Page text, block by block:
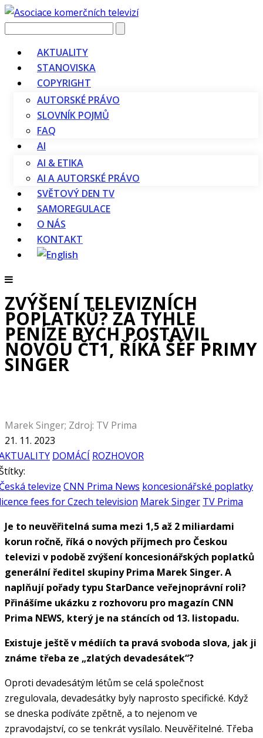
Vyhledávání
AKTUALITY
STANOVISKA
COPYRIGHT
AUTORSKÉ PRÁVO
SLOVNÍK POJMŮ
FAQ
AI
AI & ETIKA
AI A AUTORSKÉ PRÁVO
SVĚTOVÝ DEN TV
SAMOREGULACE
O NÁS
KONTAKT
ZVÝŠENÍ TELEVIZNÍCH
POPLATKŮ? ZA TYHLE
PENÍZE BYCH POSTAVIL
NOVOU ČT1, ŘÍKÁ ŠÉF PRIMY
SINGER
Marek Singer; Zdroj: TV Prima
21. 11. 2023
DOMÁCÍ ROZHOVOR
televize CNN Prima News koncesionářské poplatky
fees for Czech television Marek Singer TV Prima
Je to neuvěřitelná suma mezi 1,5 až 2 miliardami
korun ročně, říká o nových příjmech pro Českou
televizi v podobě zvýšení koncesionářských poplatků
generální ředitel skupiny Prima Marek Singer. A
naplňují pořady typu StarDance veřejnoprávní roli?
Přinášíme ukázku z rozhovoru pro magazín CNN
Prima NEWS, který je na stáncích od 13. listopadu.
Existuje ještě v médiích ta pravá svoboda slova, jak ji
známe třeba ze „zlatých devadesátek“?
Oproti devadesátým létům se celá společnost
zregulovala, devadesátky byly naprosto specifické. Když
se dneska podíváte zpětně, a to nejenom ve
zpravodajství, co se tenkrát vysílalo. Neuvěřitelné. Třeba